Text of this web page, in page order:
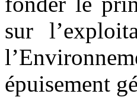
sur
épuisement